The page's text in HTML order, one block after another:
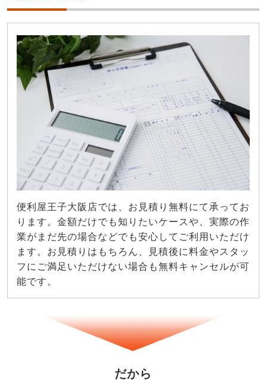
便利屋王子大阪店では、お見積り無料にて承ってお
ります。金額だけでも知りたいケースや、実際の作
業がまだ先の場合などでも安心してご利用いただけ
ます。お見積りはもちろん、見積後に料金やスタッ
フにご満足いただけない場合も無料キャンセルが可
能です。
だから